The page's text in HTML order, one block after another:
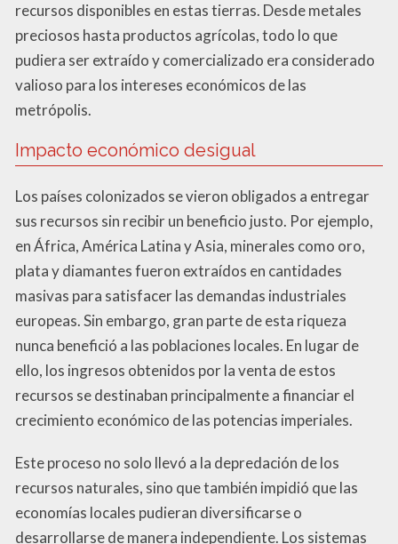
recursos disponibles en estas tierras. Desde metales
preciosos hasta productos agrícolas, todo lo que
pudiera ser extraído y comercializado era considerado
valioso para los intereses económicos de las
metrópolis.
Impacto económico desigual
Los países colonizados se vieron obligados a entregar
sus recursos sin recibir un beneficio justo. Por ejemplo,
en África, América Latina y Asia, minerales como oro,
plata y diamantes fueron extraídos en cantidades
masivas para satisfacer las demandas industriales
europeas. Sin embargo, gran parte de esta riqueza
nunca benefició a las poblaciones locales. En lugar de
ello, los ingresos obtenidos por la venta de estos
recursos se destinaban principalmente a financiar el
crecimiento económico de las potencias imperiales.
Este proceso no solo llevó a la depredación de los
recursos naturales, sino que también impidió que las
economías locales pudieran diversificarse o
desarrollarse de manera independiente. Los sistemas